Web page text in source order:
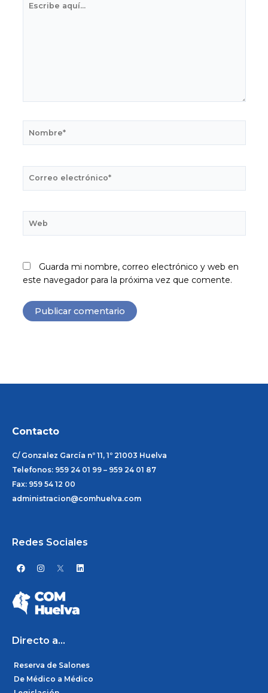
Guarda mi nombre, correo electrónico y web en
este navegador para la próxima vez que comente.
Contacto
C/ Gonzalez García nº 11, 1º 21003 Huelva
Telefonos: 959 24 01 99 – 959 24 01 87
Fax: 959 54 12 00
administracion@comhuelva.com
Redes Sociales
F
a
e
b
o
o
I
n
a
g
r
L
i
i
Directo a...
Reserva de Salones
De Médico a Médico